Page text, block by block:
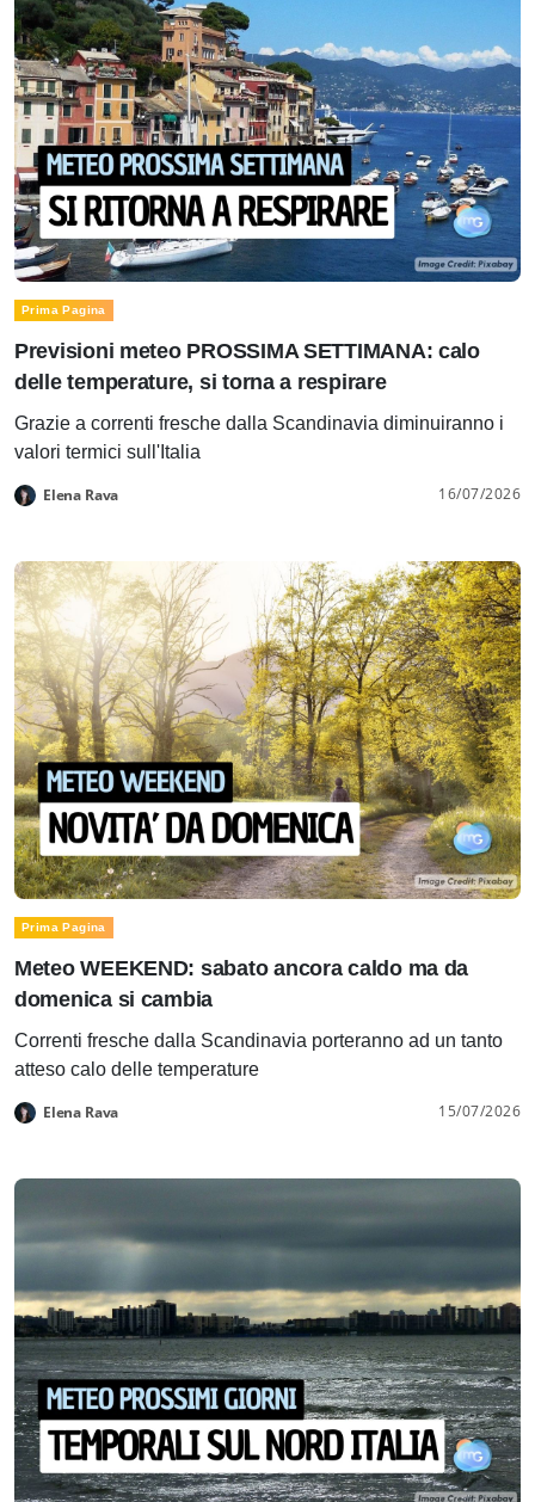
Prima Pagina
Previsioni meteo PROSSIMA SETTIMANA: calo
delle temperature, si torna a respirare
Grazie a correnti fresche dalla Scandinavia diminuiranno i
valori termici sull'Italia
Elena Rava 16/07/2026
Prima Pagina
Meteo WEEKEND: sabato ancora caldo ma da
domenica si cambia
Correnti fresche dalla Scandinavia porteranno ad un tanto
atteso calo delle temperature
Elena Rava 15/07/2026